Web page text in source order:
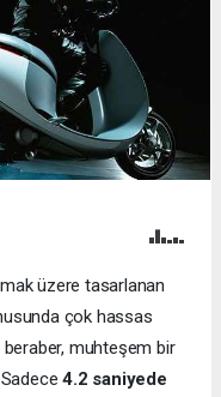
üzere tasarlanan
çok hassas
muhteşem bir
4.2 saniyede